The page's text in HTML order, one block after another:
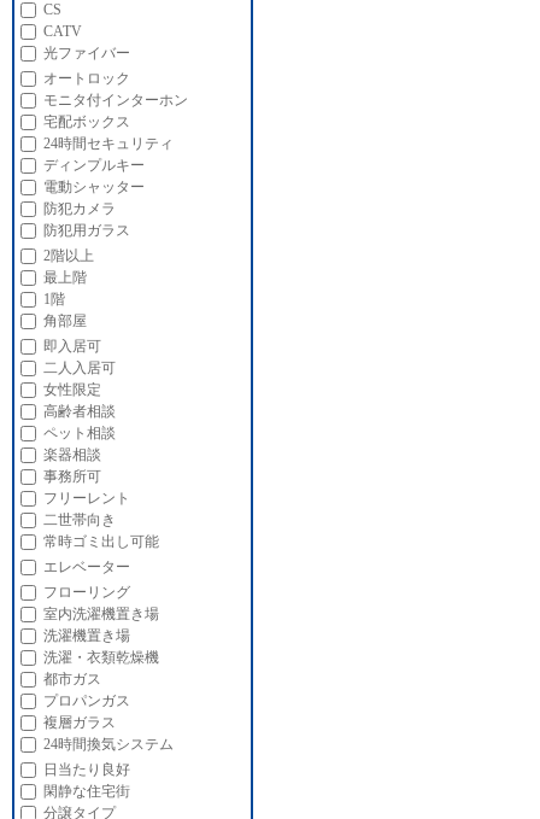
CS
CATV
光ファイバー
オートロック
モニタ付インターホン
宅配ボックス
24時間セキュリティ
ディンプルキー
電動シャッター
防犯カメラ
防犯用ガラス
2階以上
最上階
1階
角部屋
即入居可
二人入居可
女性限定
高齢者相談
ペット相談
楽器相談
事務所可
フリーレント
二世帯向き
常時ゴミ出し可能
エレベーター
フローリング
室内洗濯機置き場
洗濯機置き場
洗濯・衣類乾燥機
都市ガス
プロパンガス
複層ガラス
24時間換気システム
日当たり良好
閑静な住宅街
分譲タイプ